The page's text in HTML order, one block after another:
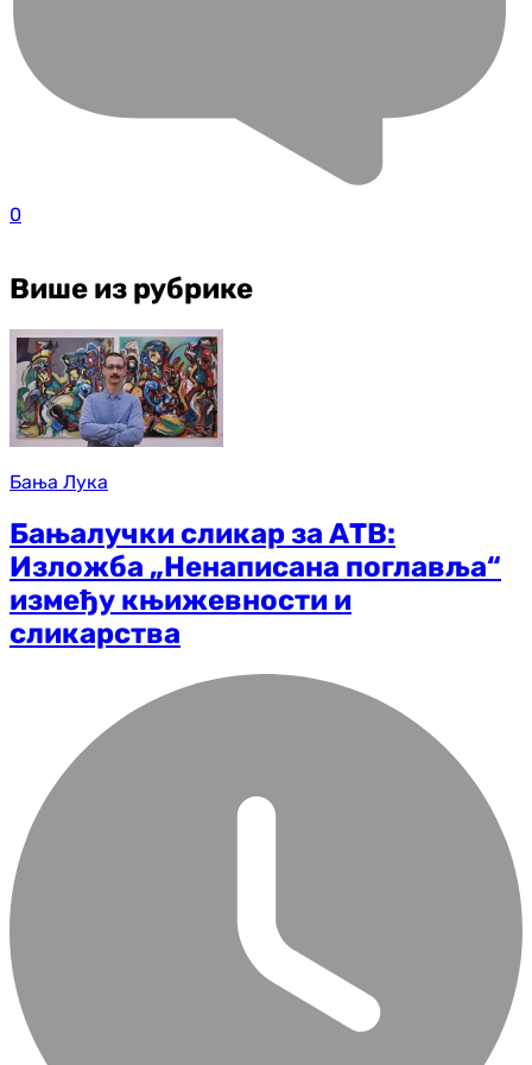
0
Више из рубрике
Бања Лука
Бањалучки сликар за АТВ:
Изложба „Ненаписана поглавља“
између књижевности и
сликарства